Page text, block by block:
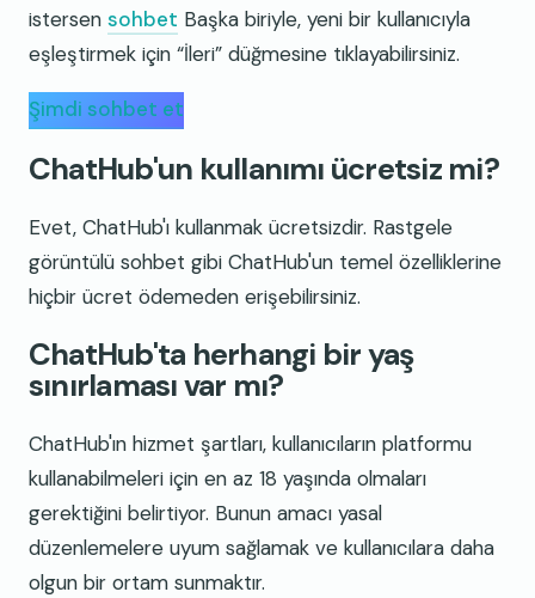
istersen sohbet Başka biriyle, yeni bir kullanıcıyla
eşleştirmek için “İleri” düğmesine tıklayabilirsiniz.
Şimdi sohbet et
ChatHub'un kullanımı ücretsiz mi?
Evet, ChatHub'ı kullanmak ücretsizdir. Rastgele
görüntülü sohbet gibi ChatHub'un temel özelliklerine
hiçbir ücret ödemeden erişebilirsiniz.
ChatHub'ta herhangi bir yaş
sınırlaması var mı?
ChatHub'ın hizmet şartları, kullanıcıların platformu
kullanabilmeleri için en az 18 yaşında olmaları
gerektiğini belirtiyor. Bunun amacı yasal
düzenlemelere uyum sağlamak ve kullanıcılara daha
olgun bir ortam sunmaktır.